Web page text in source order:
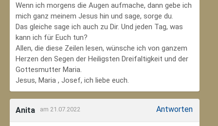
Wenn ich morgens die Augen aufmache, dann gebe ich
mich ganz meinem Jesus hin und sage, sorge du.
Das gleiche sage ich auch zu Dir. Und jeden Tag, was
kann ich für Euch tun?
Allen, die diese Zeilen lesen, wünsche ich von ganzem
Herzen den Segen der Heiligsten Dreifaltigkeit und der
Gottesmutter Maria.
Jesus, Maria , Josef, ich liebe euch.
Anita am 21.07.2022 Antworten